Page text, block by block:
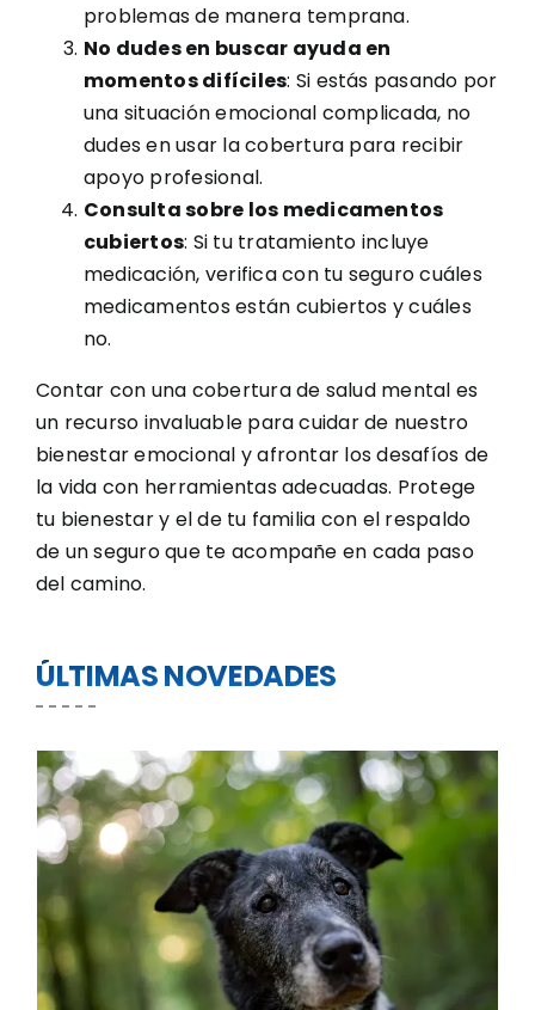
problemas de manera temprana.
No dudes en buscar ayuda en
momentos difíciles: Si estás pasando por
una situación emocional complicada, no
dudes en usar la cobertura para recibir
apoyo profesional.
Consulta sobre los medicamentos
cubiertos: Si tu tratamiento incluye
medicación, verifica con tu seguro cuáles
medicamentos están cubiertos y cuáles
no.
Contar con una cobertura de salud mental es
un recurso invaluable para cuidar de nuestro
bienestar emocional y afrontar los desafíos de
la vida con herramientas adecuadas. Protege
tu bienestar y el de tu familia con el respaldo
de un seguro que te acompañe en cada paso
del camino.
ÚLTIMAS NOVEDADES